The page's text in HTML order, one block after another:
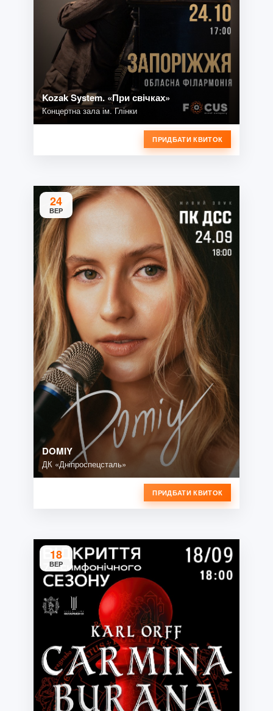
Kozak System. «При свічках»
Концертна зала ім. Глінки
ПРИДБАТИ КВИТОК
24
ВЕР
DOMIY
ДК «Дніпроспецсталь»
ПРИДБАТИ КВИТОК
18
ВЕР